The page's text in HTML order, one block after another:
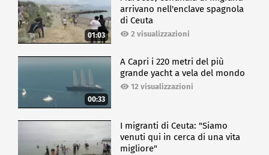
01:03
arrivano nell'enclave spagnola
di Ceuta
2 visualizzazioni
00:33
A Capri i 220 metri del più
grande yacht a vela del mondo
12 visualizzazioni
I migranti di Ceuta: "Siamo
venuti qui in cerca di una vita
migliore"